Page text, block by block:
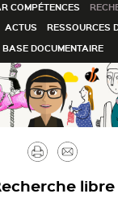
COMPÉTENCES
ACTUS
RESSOURCES
BASE DOCUMENTAIRE
Imprimer
libre